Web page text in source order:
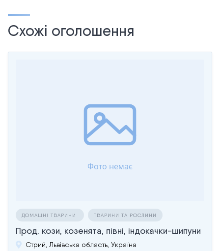
Схожі оголошення
ДОМАШНІ ТВАРИНИ ТВАРИНИ ТА РОСЛИНИ
Прод. кози, козенята, півні, індокачки-шипуни
Стрий, Львівська область, Україна